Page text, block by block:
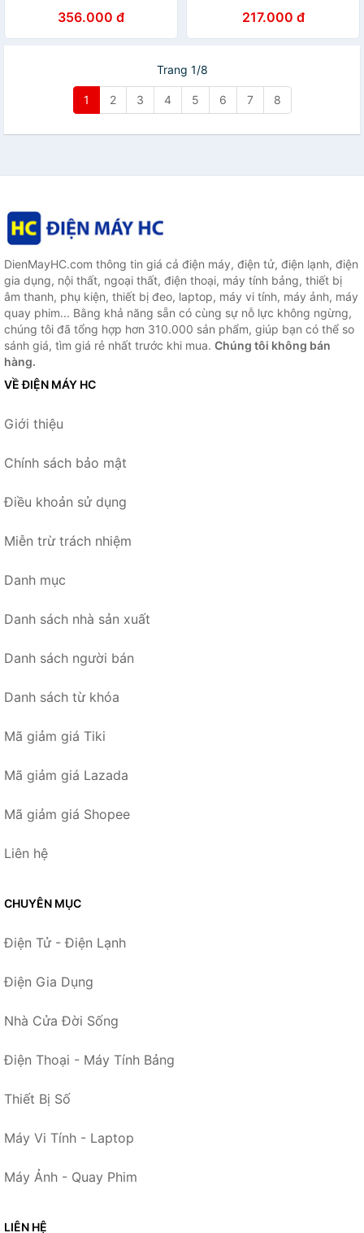
M20Pro có đèn pin LED
Chính hãng
356.000 đ 217.000 đ
Trang 1/8
1 2 3 4 5 6 7 8
DienMayHC.com thông tin giá cả điện máy, điện tử, điện lạnh, điện
gia dụng, nội thất, ngoại thất, điện thoại, máy tính bảng, thiết bị
âm thanh, phụ kiện, thiết bị đeo, laptop, máy vi tính, máy ảnh, máy
quay phim... Bằng khả năng sẵn có cùng sự nỗ lực không ngừng,
chúng tôi đã tổng hợp hơn 310.000 sản phẩm, giúp bạn có thể so
sánh giá, tìm giá rẻ nhất trước khi mua. Chúng tôi không bán
hàng.
VỀ ĐIỆN MÁY HC
Giới thiệu
Chính sách bảo mật
Điều khoản sử dụng
Miễn trừ trách nhiệm
Danh mục
Danh sách nhà sản xuất
Danh sách người bán
Danh sách từ khóa
Mã giảm giá Tiki
Mã giảm giá Lazada
Mã giảm giá Shopee
Liên hệ
CHUYÊN MỤC
Điện Tử - Điện Lạnh
Điện Gia Dụng
Nhà Cửa Đời Sống
Điện Thoại - Máy Tính Bảng
Thiết Bị Số
Máy Vi Tính - Laptop
Máy Ảnh - Quay Phim
LIÊN HỆ